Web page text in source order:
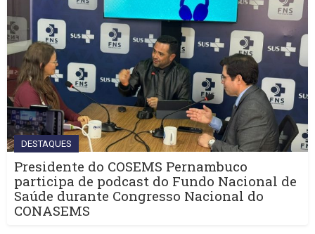
DESTAQUES
Presidente do COSEMS Pernambuco
participa de podcast do Fundo Nacional de
Saúde durante Congresso Nacional do
CONASEMS